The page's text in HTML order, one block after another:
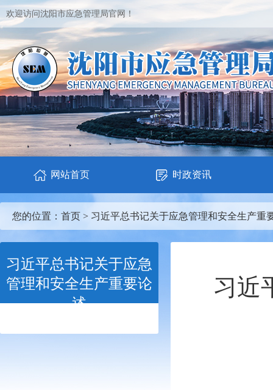
欢迎访问沈阳市应急管理局官网！
网站首页 时政资讯
您的位置： 首页 > 习近平总书记关于应急管理和安全生产重
习近平总书记关于应急
管理和安全生产重要论
述
习近